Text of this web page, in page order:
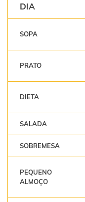
DIA
SOPA
PRATO
DIETA
SALADA
SOBREMESA
PEQUENO
ALMOÇO